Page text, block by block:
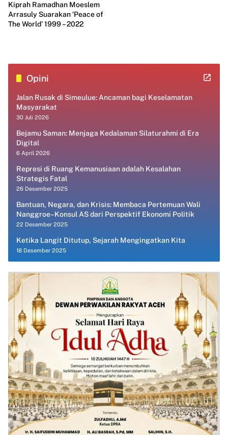
Kiprah Ramadhan Moeslem
Arrasuly Suarakan ‘Peace of
The World’ 1999 – 2022
Opini
Jalan Rusak di Simeulue: Ancaman bagi Keselamatan
Masyarakat
30 Juli 2026
Bejamu Saman: Menjaga Kedalaman Silaturahmi di Era
Digital
6 April 2026
Represi di Ruang Kemanusiaan adalah Kesalahan
Strategis Fatal
26 Desember 2025
Bantuan, Negara, dan Krisis: Membaca Pertemuan Wali
Nanggroe–Konsul AS dari Perspektif Ekonomi Politik
22 Desember 2025
Ketika Langit Ditutup, Sejarah Mengingatkan Kita
18 Desember 2025